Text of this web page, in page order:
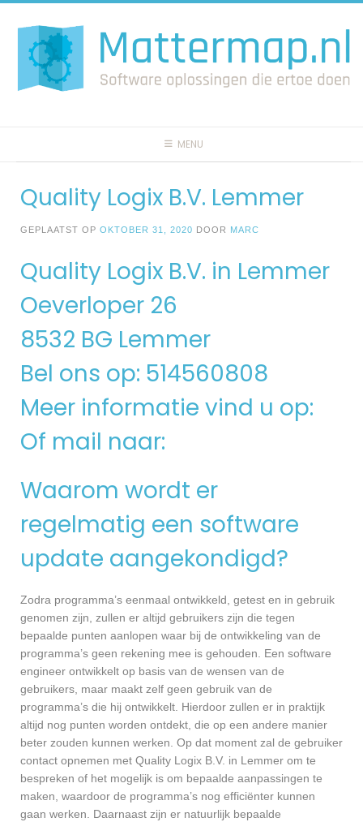
naar
inhoud
MENU
Quality Logix B.V. Lemmer
GEPLAATST OP OKTOBER 31, 2020 DOOR MARC
Quality Logix B.V. in Lemmer
Oeverloper 26
8532 BG Lemmer
Bel ons op: 514560808
Meer informatie vind u op:
Of mail naar:
Waarom wordt er
regelmatig een software
update aangekondigd?
Zodra programma’s eenmaal ontwikkeld, getest en in gebruik
genomen zijn, zullen er altijd gebruikers zijn die tegen
bepaalde punten aanlopen waar bij de ontwikkeling van de
programma’s geen rekening mee is gehouden. Een software
engineer ontwikkelt op basis van de wensen van de
gebruikers, maar maakt zelf geen gebruik van de
programma’s die hij ontwikkelt. Hierdoor zullen er in praktijk
altijd nog punten worden ontdekt, die op een andere manier
beter zouden kunnen werken. Op dat moment zal de gebruiker
contact opnemen met Quality Logix B.V. in Lemmer om te
bespreken of het mogelijk is om bepaalde aanpassingen te
maken, waardoor de programma’s nog efficiënter kunnen
gaan werken. Daarnaast zijn er natuurlijk bepaalde